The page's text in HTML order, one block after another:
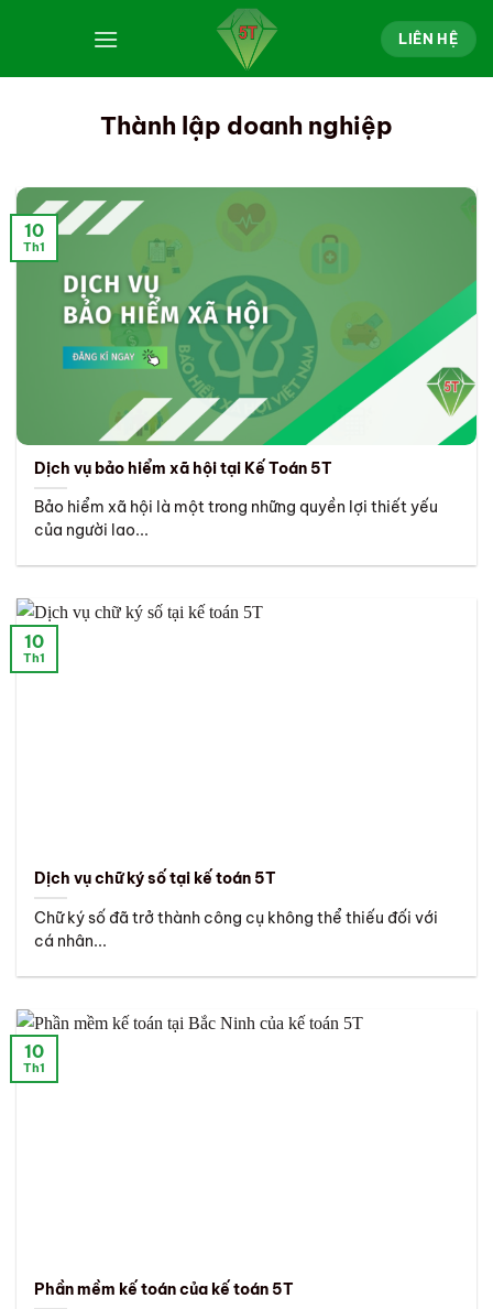
LIÊN HỆ
Thành lập doanh nghiệp
Dịch vụ bảo hiểm xã hội tại Kế Toán 5T
Bảo hiểm xã hội là một trong những quyền lợi thiết yếu
của người lao...
10
Th1
Dịch vụ chữ ký số tại kế toán 5T
Chữ ký số đã trở thành công cụ không thể thiếu đối với
cá nhân...
10
Th1
Phần mềm kế toán của kế toán 5T
10
Th1